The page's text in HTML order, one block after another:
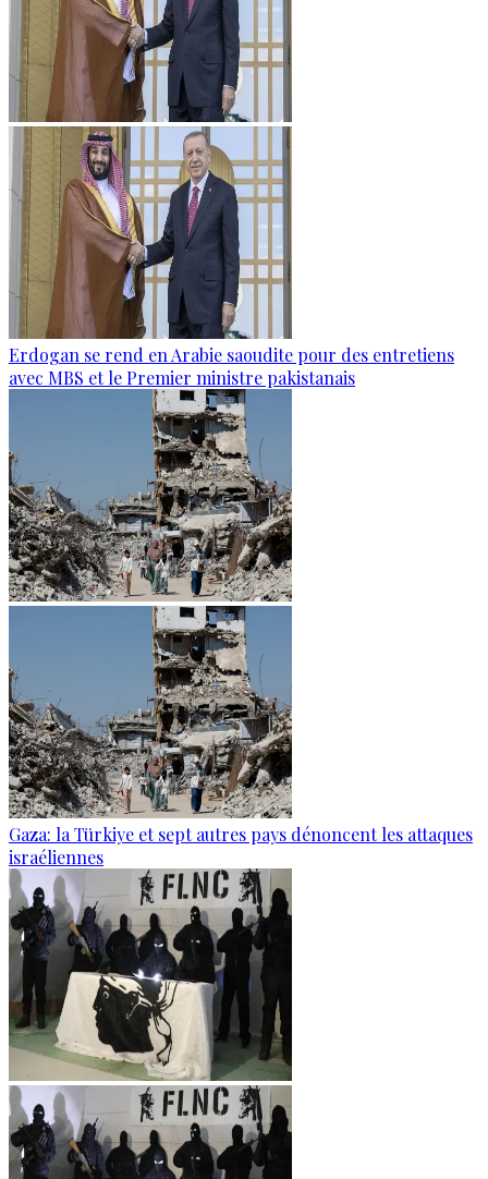
Erdogan se rend en Arabie saoudite pour des entretiens
avec MBS et le Premier ministre pakistanais
Gaza: la Türkiye et sept autres pays dénoncent les attaques
israéliennes